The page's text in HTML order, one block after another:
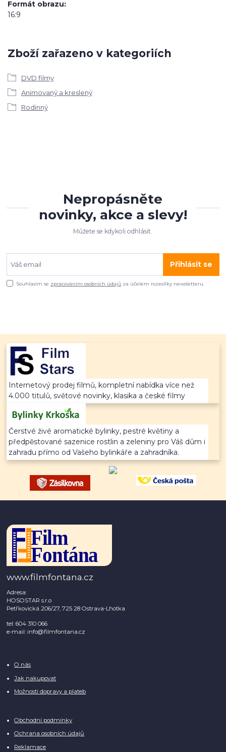
Formát obrazu
16:9
Zboží zařazeno v kategoriích
DVD filmy
Animovaný a kreslený
Rodinný
Nepropásněte
novinky, akce a slevy!
Můžete se kdykoli odhlásit.
Přihlásit se
Souhlasím se zpracováním osobních údajů za účelem rozesílky newsletteru.
Internetový prodej filmů, kompletní nabídka více než
4.000 titulů, světové novinky, klasika a české filmy
Čerstvé živé aromatické bylinky, pestré květiny a
předpěstované sazenice rostlin a zeleniny pro Váš dům i
zahradu přímo od Vašeho bylinkáře a zahradníka.
www.filmfontana.cz
Adresa:
HOSOSTAR s.r.o
Petřkovická 206/27, 725 28 Ostrava-Lhotka
tel: 604 310 066
e-mail: info@filmfontana.cz
O nás
Jak nakupovat
Možnosti dopravy a plateb
Obchodní podmínky
Ochrana osobních údajů
Reklamace